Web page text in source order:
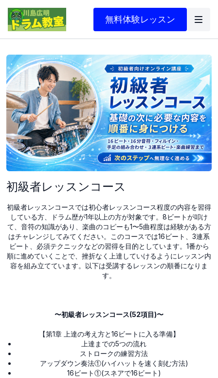
無料体験レッスン
初級者レッスンコース
初級者レッスンコースでは初心者レッスンコース程度の内容を習得
している方、ドラム歴が1年以上の方が対象です。8ビートが叩け
て、音符の知識があり、楽曲のコピーも1〜5曲程度は経験がある方
はチャレンジしてみてください。このコースでは16ビート、3連系
ビート、必須テクニックなどの習得を目的としています。1番から
順に進めていくことで、挫折なく上達していけるようにレッスン内
容を組み立てています。以下は受講するレッスンの順番になりま
す。
〜初級者レッスンコース(52項目)〜
【第1章 上達の考え方と16ビートに入る準備】
上達までの5つの流れ
ストロークの練習方法
アップダウン奏法①(ハイハットを速く刻む方法)
16ビート①(スネアで16ビート)